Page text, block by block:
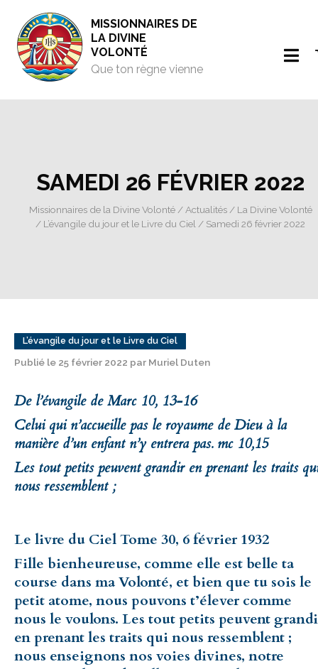
MISSIONNAIRES DE
LA DIVINE
VOLONTÉ
Que ton règne vienne
SAMEDI 26 FÉVRIER 2022
Missionnaires de la Divine Volonté/ Actualités/ La Divine Volonté
/ L’évangile du jour et le Livre du Ciel / Samedi 26 février 2022
L’évangile du jour et le Livre du Ciel
Publié le 25 février 2022 par Muriel Duten
De l’évangile de Marc 10, 13-16
Celui qui n’accueille pas le royaume de Dieu à la
manière d’un enfant n’y entrera pas. mc 10,15
Les tout petits peuvent grandir en prenant les traits
nous ressemblent ;
Le livre du Ciel Tome 30, 6 février 1932
Fille bienheureuse, comme elle est belle ta
course dans ma Volonté, et bien que tu sois le
petit atome, nous pouvons t’élever comme
nous le voulons. Les tout petits peuvent
en prenant les traits qui nous ressemblent ;
nous enseignons nos voies divines, notre